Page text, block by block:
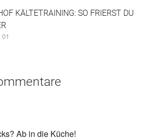
KÄLTETRAINING: SO FRIERST DU
Ab in die Küche!